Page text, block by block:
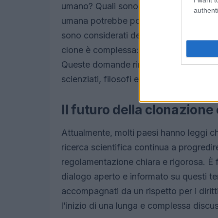
umano? Quali sono le conseguenze
umana potrebbe portare a una nuova
sono considerati desiderabili. Inoltre,
clone è complessa: un clone è
Queste domande rimangono senza
scienziati, filosofi e legislatori.
Il futuro della clonazione
Attualmente, molti paesi hanno leggi
ricerca scientifica continua a
regolamentazione chiara e rigorosa.
dialogo aperto e informato su questi
accompagnati da un rispetto per i
l’inizio di una lunga e complessa